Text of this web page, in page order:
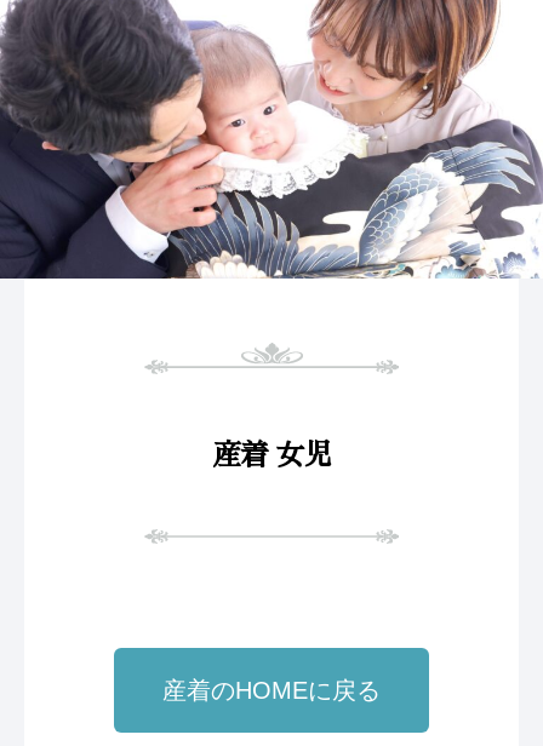
産着 女児
産着のHOMEに戻る